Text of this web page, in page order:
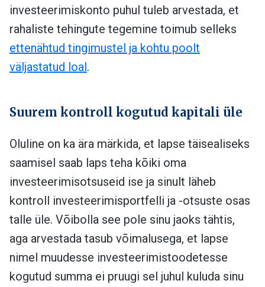
investeerimiskonto puhul tuleb arvestada, et
rahaliste tehingute tegemine toimub selleks
ettenähtud tingimustel ja kohtu poolt
väljastatud loal.
Suurem kontroll kogutud kapitali üle
Oluline on ka ära märkida, et lapse täisealiseks
saamisel saab laps teha kõiki oma
investeerimisotsuseid ise ja sinult läheb
kontroll investeerimisportfelli ja -otsuste osas
talle üle. Võibolla see pole sinu jaoks tähtis,
aga arvestada tasub võimalusega, et lapse
nimel muudesse investeerimistoodetesse
kogutud summa ei pruugi sel juhul kuluda sinu